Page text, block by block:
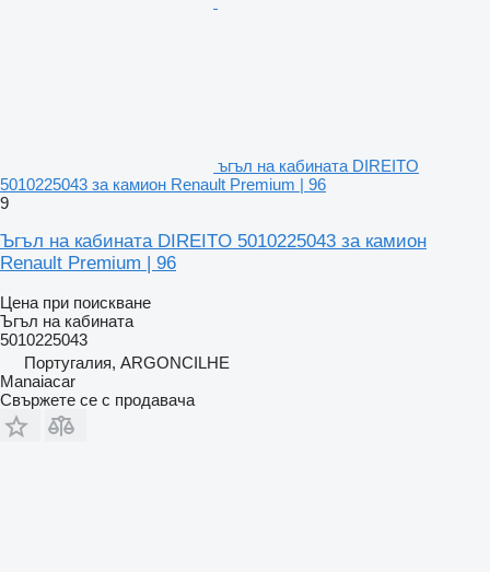
ъгъл на кабината DIREITO
5010225043 за камион Renault Premium | 96
9
Ъгъл на кабината DIREITO 5010225043 за камион
Renault Premium | 96
Цена при поискване
Ъгъл на кабината
5010225043
Португалия, ARGONCILHE
Manaiacar
Свържете се с продавача